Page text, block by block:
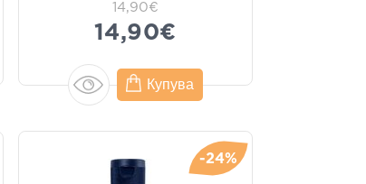
14,90€
14,90€
Купува
-24%